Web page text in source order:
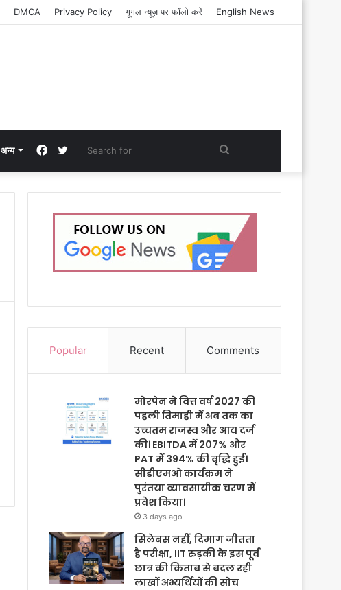
DMCA Privacy Policy गूगल न्यूज़ पर फॉलो करें English News
अन्य
for
Twitter
Facebook
Popular Recent Comments
मोरपेन ने वित्त वर्ष 2027 की
पहली तिमाही में अब तक का
उच्चतम राजस्व और आय दर्ज
की। EBITDA में 207% और
PAT में 394% की वृद्धि हुई।
सीडीएमओ कार्यक्रम ने
पुरंतया व्यावसायीक चरण में
प्रवेश किया।
3 days ago
सिलेबस नहीं, दिमाग जीतता
है परीक्षा, IIT रुड़की के इस पूर्व
छात्र की किताब से बदल रही
लाखों अभ्यर्थियों की सोच